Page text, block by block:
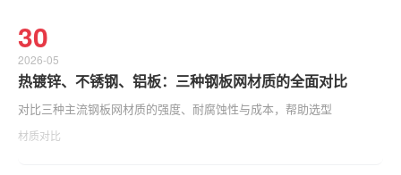
30
2026-05
热镀锌、不锈钢、铝板：三种钢板网材质的全面对比
对比三种主流钢板网材质的强度、耐腐蚀性与成本，帮助选型
材质对比